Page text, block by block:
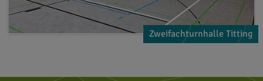
Zweifachturnhalle Titting